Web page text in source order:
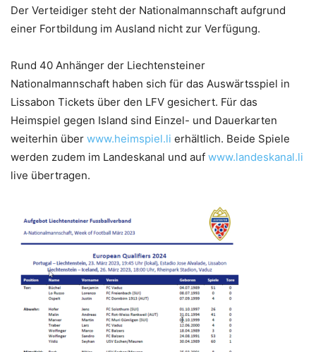
Der Verteidiger steht der Nationalmannschaft aufgrund
einer Fortbildung im Ausland nicht zur Verfügung.
Rund 40 Anhänger der Liechtensteiner
Nationalmannschaft haben sich für das Auswärtsspiel in
Lissabon Tickets über den LFV gesichert. Für das
Heimspiel gegen Island sind Einzel- und Dauerkarten
weiterhin über www.heimspiel.li erhältlich. Beide Spiele
werden zudem im Landeskanal und auf www.landeskanal.li
live übertragen.